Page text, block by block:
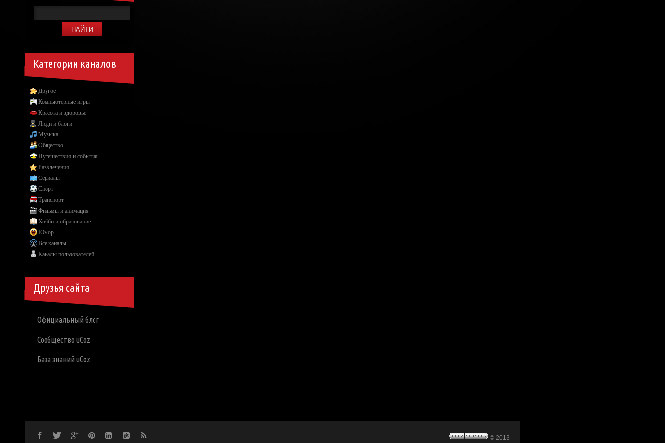
Категории каналов
Другое
Компьютерные игры
Красота и здоровье
Люди и блоги
Музыка
Общество
Путешествия и события
Развлечения
Сериалы
Спорт
Транспорт
Фильмы и анимация
Хобби и образование
Юмор
Все каналы
Каналы пользователей
Друзья сайта
Официальный блог
Сообщество uCoz
База знаний uCoz
© 2013